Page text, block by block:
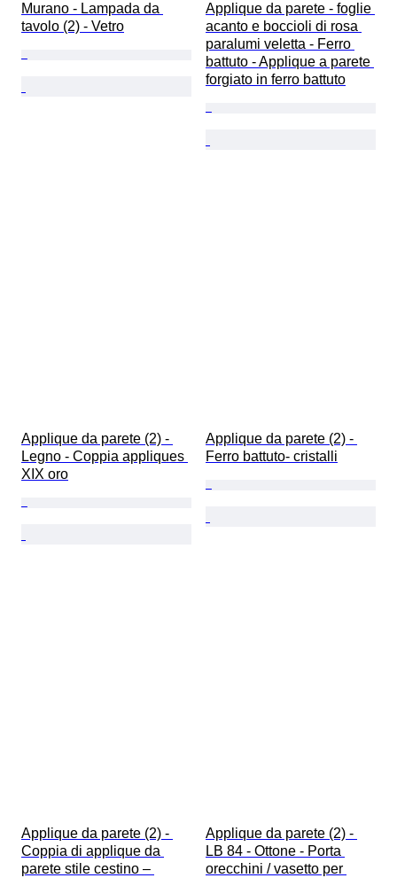
Murano - Lampada da
tavolo (2) - Vetro
Applique da parete - foglie
acanto e boccioli di rosa
paralumi veletta - Ferro
battuto - Applique a parete
forgiato in ferro battuto
Applique da parete (2) -
Legno - Coppia appliques
XIX oro
Applique da parete (2) -
Ferro battuto- cristalli
Applique da parete (2) -
Coppia di applique da
parete stile cestino –
Applique da parete (2) -
LB 84 - Ottone - Porta
orecchini / vasetto per